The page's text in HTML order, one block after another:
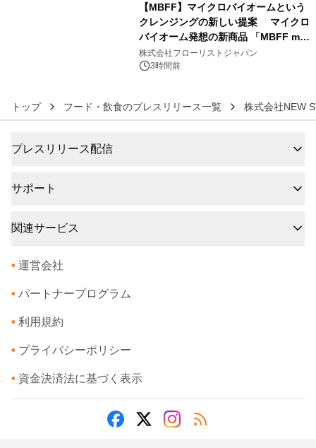
【MBFF】マイクロバイオームという
クレンジングの新しい提案 マイクロ
バイオーム発想の新商品 「MBFF mb
クレンジングPRO」を2026年8月6日
発売
株式会社フローリストジャパン
3時間前
トップ フード・飲食のプレスリリース一覧 株式会社NEW
プレスリリース配信
サポート
関連サービス
• 運営会社
• パートナープログラム
• 利用規約
• プライバシーポリシー
• 資金決済法に基づく表示